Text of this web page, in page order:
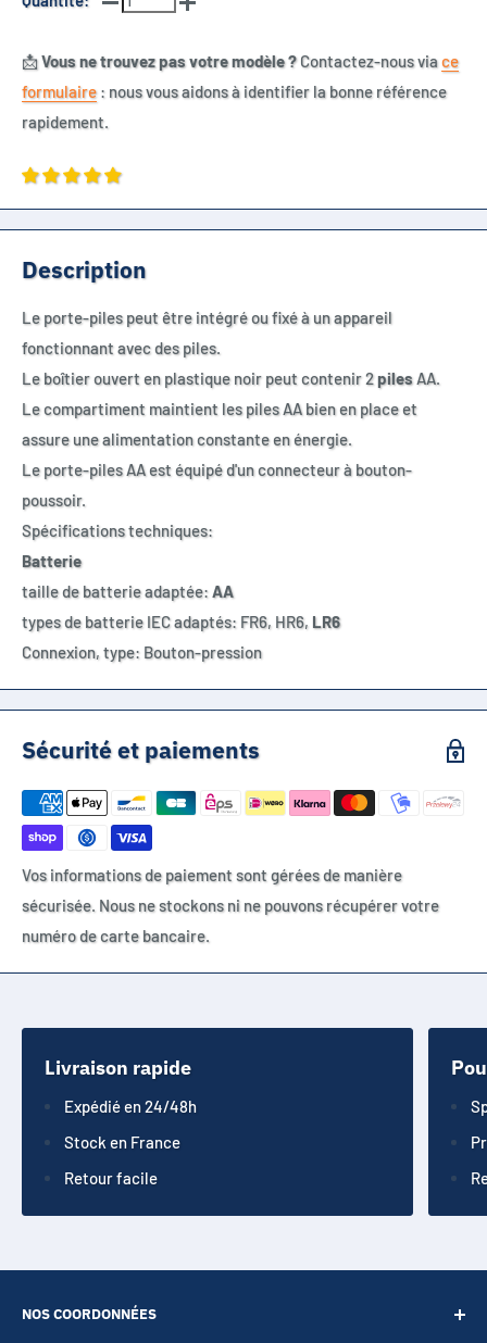
📩Vous ne trouvez pas votre modèle ?Contactez-nous viace
formulaire : nous vous aidons à identifier la bonne référence
rapidement.
Description
Le porte-piles peut être intégré ou fixé à un appareil
fonctionnant avec des piles.
Le boîtier ouvert en plastique noir peut contenir 2piles AA.
Le compartiment maintient les piles AA bien en place et
assure une alimentation constante en énergie.
Le porte-piles AA est équipé d'un connecteur à bouton-
poussoir.
Spécifications techniques:
Batterie
taille de batterie adaptée: AA
types de batterie IEC adaptés: FR6, HR6, LR6
Connexion, type: Bouton-pression
Sécurité et paiements
Vos informations de paiement sont gérées de manière
sécurisée. Nous ne stockons ni ne pouvons récupérer votre
numéro de carte bancaire.
Livraison rapide
Expédié en 24/48h
Stock en France
Retour facile
NOS COORDONNÉES